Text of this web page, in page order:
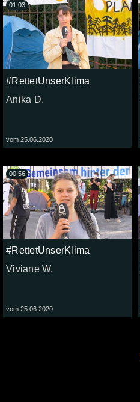
#RettetUnserKlima
Anika D.
vom 25.06.2020
01:03
#RettetUnserKlima
Viviane W.
vom 25.06.2020
00:56